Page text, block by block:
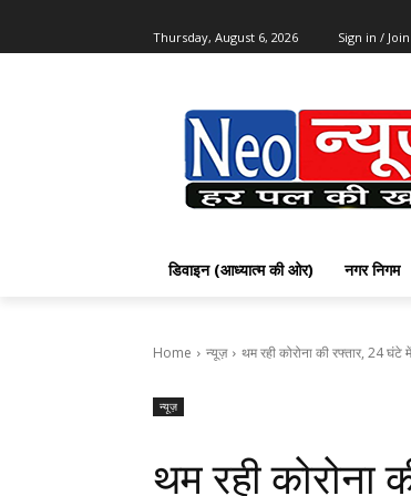
Thursday, August 6, 2026 Sign in / Join
डिवाइन (आध्यात्म की ओर) नगर निगम
Home न्यूज़ थम रही कोरोना की रफ्तार, 24
न्यूज़
थम रही कोरोना